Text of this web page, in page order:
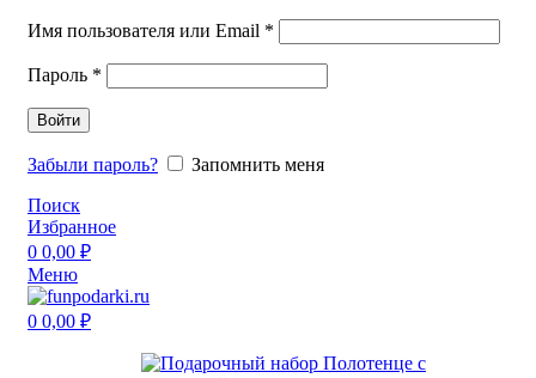
Имя пользователя или Email *
Пароль *
Войти
Забыли пароль?
Запомнить меня
Поиск
Избранное
0 0,00 ₽
Меню
0 0,00 ₽